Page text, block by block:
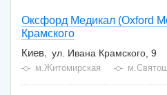
Оксфорд Медикал (Oxford
Крамского
Киев
ул. Ивана Крамского, 9
м.Житомирская